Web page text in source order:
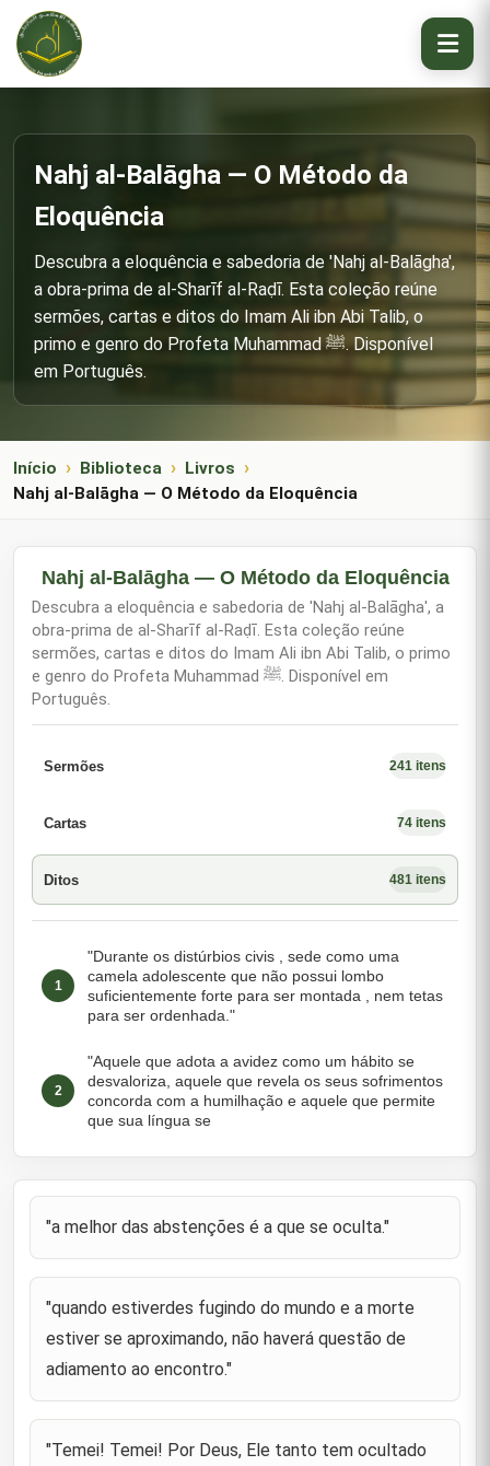
Nahj al-Balāgha — O Método da
Eloquência
Descubra a eloquência e sabedoria de 'Nahj al-Balāgha',
a obra-prima de al-Sharīf al-Raḍī. Esta coleção reúne
sermões, cartas e ditos do Imam Ali ibn Abi Talib, o
primo e genro do Profeta Muhammad ﷺ. Disponível
em Português.
Início Biblioteca
Livros
Nahj al-Balāgha — O Método da Eloquência
Nahj al-Balāgha — O Método da Eloquência
Descubra a eloquência e sabedoria de 'Nahj al-Balāgha', a
obra-prima de al-Sharīf al-Raḍī. Esta coleção reúne
sermões, cartas e ditos do Imam Ali ibn Abi Talib, o primo
e genro do Profeta Muhammad ﷺ. Disponível em
Português.
Sermões 241 itens
Cartas 74 itens
Ditos 481 itens
1
"Durante os distúrbios civis , sede como uma
camela adolescente que não possui lombo
suficientemente forte para ser montada , nem tetas
para ser ordenhada."
2
"Aquele que adota a avidez como um hábito se
desvaloriza, aquele que revela os seus sofrimentos
concorda com a humilhação e aquele que permite
que sua língua se
3
defeito, a pobreza incapacita um sábio de
estranho em sua própria cidad
4
as boas maneiras são roupa nova e o pensamento
é um claro espelho."
5
"O peito do sábio ´o cofre dos seus segredos, a
túmulo da deficiência"; (em outra versão): "A
"a melhor das abstenções é a que se oculta."
"quando estiverdes fugindo do mundo e a morte
estiver se aproximando, não haverá questão de
adiamento ao encontro."
"Temei! Temei! Por Deus, Ele tanto tem ocultado